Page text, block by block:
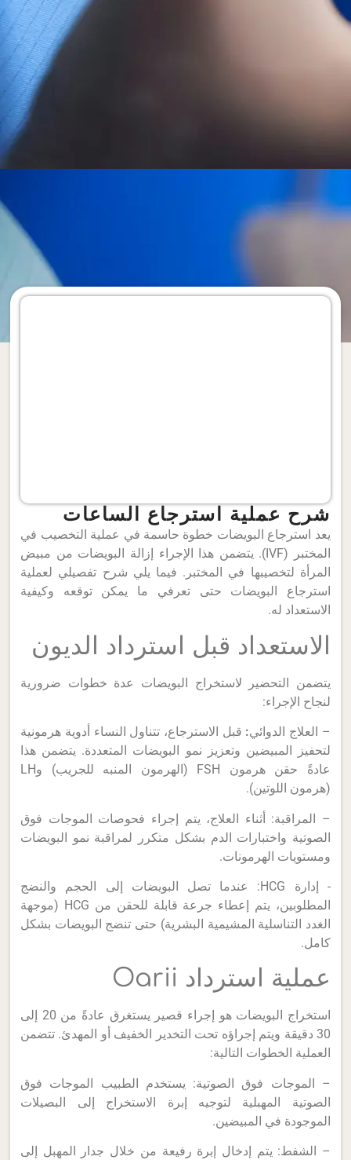
شرح عملية استرجاع الساعات
يعد استرجاع البويضات خطوة حاسمة في عملية التخصيب في
المختبر (IVF). يتضمن هذا الإجراء إزالة البويضات من مبيض
المرأة لتخصيبها في المختبر. فيما يلي شرح تفصيلي لعملية
استرجاع البويضات حتى تعرفي ما يمكن توقعه وكيفية
الاستعداد له.
الاستعداد قبل استرداد الديون
يتضمن التحضير لاستخراج البويضات عدة خطوات ضرورية
لنجاح الإجراء:
– العلاج الدوائي: قبل الاسترجاع، تتناول النساء أدوية هرمونية
لتحفيز المبيضين وتعزيز نمو البويضات المتعددة. يتضمن هذا
عادةً حقن هرمون FSH (الهرمون المنبه للجريب) وLH
(هرمون اللوتين).
– المراقبة: أثناء العلاج، يتم إجراء فحوصات الموجات فوق
الصوتية واختبارات الدم بشكل متكرر لمراقبة نمو البويضات
ومستويات الهرمونات.
- إدارة HCG: عندما تصل البويضات إلى الحجم والنضج
المطلوبين، يتم إعطاء جرعة قابلة للحقن من HCG (موجهة
الغدد التناسلية المشيمية البشرية) حتى تنضج البويضات بشكل
كامل.
عملية استرداد Oarii
استخراج البويضات هو إجراء قصير يستغرق عادةً من 20 إلى
30 دقيقة ويتم إجراؤه تحت التخدير الخفيف أو المهدئ. تتضمن
العملية الخطوات التالية:
– الموجات فوق الصوتية: يستخدم الطبيب الموجات فوق
الصوتية المهبلية لتوجيه إبرة الاستخراج إلى البصيلات
الموجودة في المبيضين.
– الشفط: يتم إدخال إبرة رفيعة من خلال جدار المهبل إلى